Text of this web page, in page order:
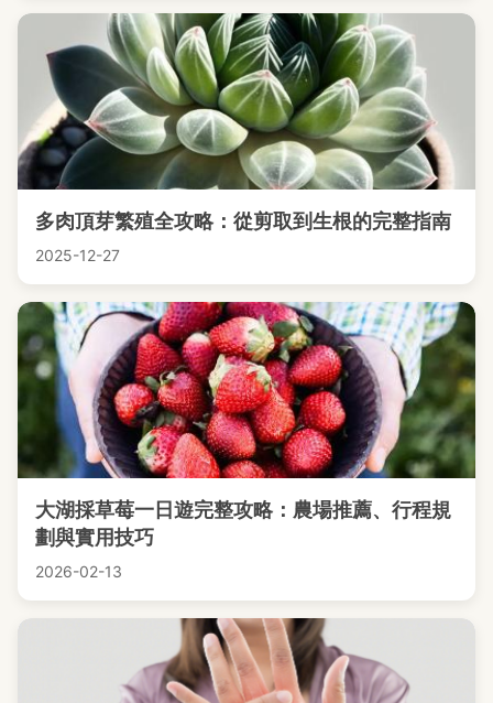
多肉頂芽繁殖全攻略：從剪取到生根的完整指南
2025-12-27
大湖採草莓一日遊完整攻略：農場推薦、行程規
劃與實用技巧
2026-02-13